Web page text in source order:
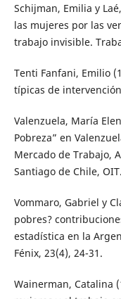
Schijman, Emilia y
las mujeres por las
trabajo invisible.
Tenti Fanfani, Emilio
típicas de
Valenzuela, María
Pobreza” en
Mercado de Trabajo,
Santiago de Chile, OIT.
Vommaro, Gabriel y
pobres?
estadística en la
Fénix, 23(4), 24-31.
Wainerman, Catalina